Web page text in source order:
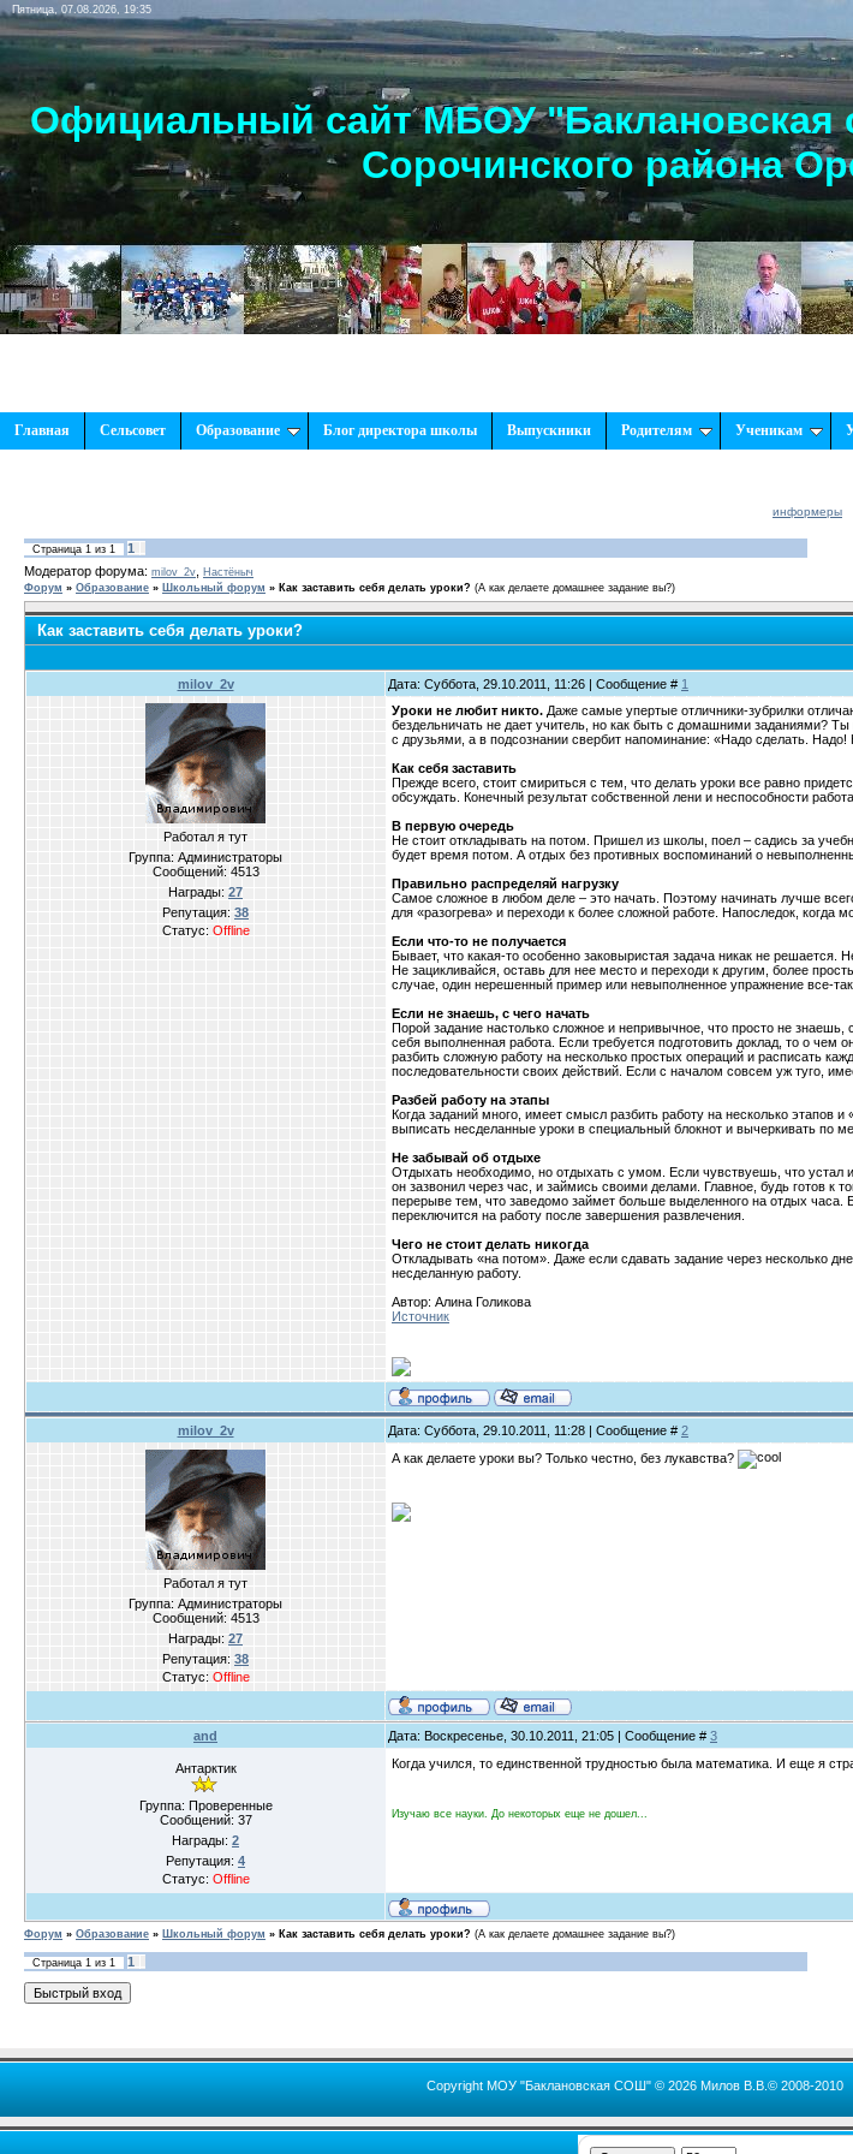
Пятница, 07.08.2026, 19:35
Официальный сайт МБОУ "Баклановская
Сорочинского района
Главная Сельсовет Образование Блог директора школы Выпускники Родителям Ученикам
информеры
Страница 1 из 1
1
Модератор форума: milov_2v, Настёныч
Форум » Образование » Школьный форум » Как заставить себя делать уроки? (А как делаете домашнее задание вы?)
Как заставить себя делать уроки?
milov_2v Дата: Суббота, 29.10.2011, 11:26 | Сообщение # 1
Работал я тут
Группа: Администраторы
Сообщений: 4513
Награды: 27
Репутация: 38
Статус: Offline
Уроки не любит никто. Даже самые упертые отличники-зубрилки
бездельничать не дает учитель, но как быть с домашними заданиями?
с друзьями, а в подсознании свербит напоминание: «Надо сделать.
Как себя заставить
Прежде всего, стоит смириться с тем, что делать уроки все равно
обсуждать. Конечный результат собственной лени и неспособности
В первую очередь
Не стоит откладывать на потом. Пришел из школы, поел – садись за
будет время потом. А отдых без противных воспоминаний о
Правильно распределяй нагрузку
Самое сложное в любом деле – это начать. Поэтому начинать лучше
для «разогрева» и переходи к более сложной работе. Напоследок,
Если что-то не получается
Бывает, что какая-то особенно заковыристая задача никак не
Не зацикливайся, оставь для нее место и переходи к другим, более
случае, один нерешенный пример или невыполненное упражнение все-
Если не знаешь, с чего начать
Порой задание настолько сложное и непривычное, что просто не
себя выполненная работа. Если требуется подготовить доклад, то о
разбить сложную работу на несколько простых операций и расписать
последовательности своих действий. Если с началом совсем уж туго,
Разбей работу на этапы
Когда заданий много, имеет смысл разбить работу на несколько этапов
выписать несделанные уроки в специальный блокнот и вычеркивать по
Не забывай об отдыхе
Отдыхать необходимо, но отдыхать с умом. Если чувствуешь, что устал
он зазвонил через час, и займись своими делами. Главное, будь готов к
перерыве тем, что заведомо займет больше выделенного на отдых часа.
переключится на работу после завершения развлечения.
Чего не стоит делать никогда
Откладывать «на потом». Даже если сдавать задание через несколько
несделанную работу.
Автор: Алина Голикова
Источник
milov_2v Дата: Суббота, 29.10.2011, 11:28 | Сообщение # 2
Работал я тут
Группа: Администраторы
Сообщений: 4513
Награды: 27
Репутация: 38
Статус: Offline
А как делаете уроки вы? Только честно, без лукавства?
and Дата: Воскресенье, 30.10.2011, 21:05 | Сообщение # 3
Антарктик
Группа: Проверенные
Сообщений: 37
Награды: 2
Репутация: 4
Статус: Offline
Когда учился, то единственной трудностью была математика. И еще я
Изучаю все науки. До некоторых еще не дошел...
Форум » Образование » Школьный форум » Как заставить себя делать уроки? (А как делаете домашнее задание вы?)
Страница 1 из 1
1
Copyright МОУ "Баклановская СОШ" © 2026 Милов В.В.© 2008-2010